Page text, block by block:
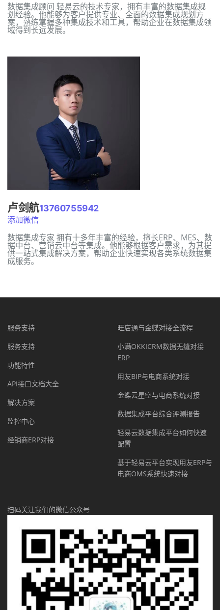
数据集成顾问 轻易云的技术专家，拥有丰富的数据集成规
划经验。他能够为客户提供专业、全面的数据集成规划方
案，熟练掌握多种集成技术和工具，帮助企业在数据集成领
域得到长远发展。
卢剑航13760755942
添加微信
数据集成专家 拥有十多年丰富的经验，擅长ERP、MES、数
据中台、营销云中台等集成。他能够根据客户需求，为其提
供一站式集成解决方案，帮助企业快速实现各类系统数据集
成服务。
服务支持
服务支持
功能特性
API接口文档大全
解决方案
监控中心
经销商ERP对接
旺店通与金蝶对接全流程
小满OKKICRM数据无缝对接
ERP
用友BIP与电商系统对接
金蝶云星空与电商系统对接
数据集成平台综合评测报告
轻易云数据集成平台如何快速
配置
基于轻易云平台实现用友ERP与
电商OMS系统快速对接
扫码关注我们的微信公众号